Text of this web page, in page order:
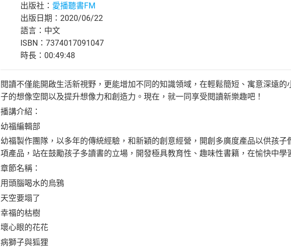
出版社： 愛播聽書FM
出版日期：2020/06/22
語言：中文
ISBN：7374017091047
時長：00:49:48
閱讀不僅能開啟生活新視野，更能增加不同的知識領域，在輕鬆簡短、寓意深遠
子的想像空間以及提升想像力和創造力。現在，就一同享受閱讀新樂趣吧！
播講介紹：
幼福編輯部
幼福製作團隊，以多年的傳統經驗，和新穎的創意經營，開創多廣度產品以供孩
項產品，站在鼓勵孩子多讀書的立場，開發極具教育性、趣味性書籍，在愉快中
章節名稱：
用頭腦喝水的烏鴉
天空要塌了
幸福的枯樹
壞心眼的花花
病獅子與狐狸